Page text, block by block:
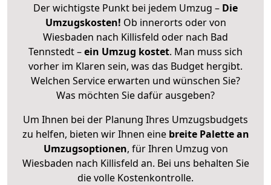
Der wichtigste Punkt bei jedem Umzug – Die
Umzugskosten! Ob innerorts oder von
Wiesbaden nach Killisfeld oder nach Bad
Tennstedt –ein Umzug kostet. Man muss sich
vorher im Klaren sein, was das Budget hergibt.
Welchen Service erwarten und wünschen Sie?
Was möchten Sie dafür ausgeben?
Um Ihnen bei der Planung Ihres Umzugsbudgets
zu helfen, bieten wir Ihnen eine breite Palette an
Umzugsoptionen, für Ihren Umzug von
Wiesbaden nach Killisfeld an. Bei uns behalten Sie
die volle Kostenkontrolle.